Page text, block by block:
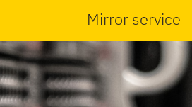
Mirror service